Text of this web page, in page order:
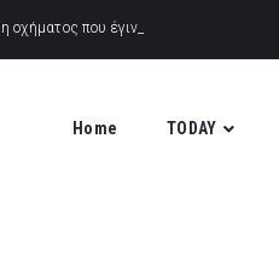
που έγινε σε περιοχή της
Home TODAY